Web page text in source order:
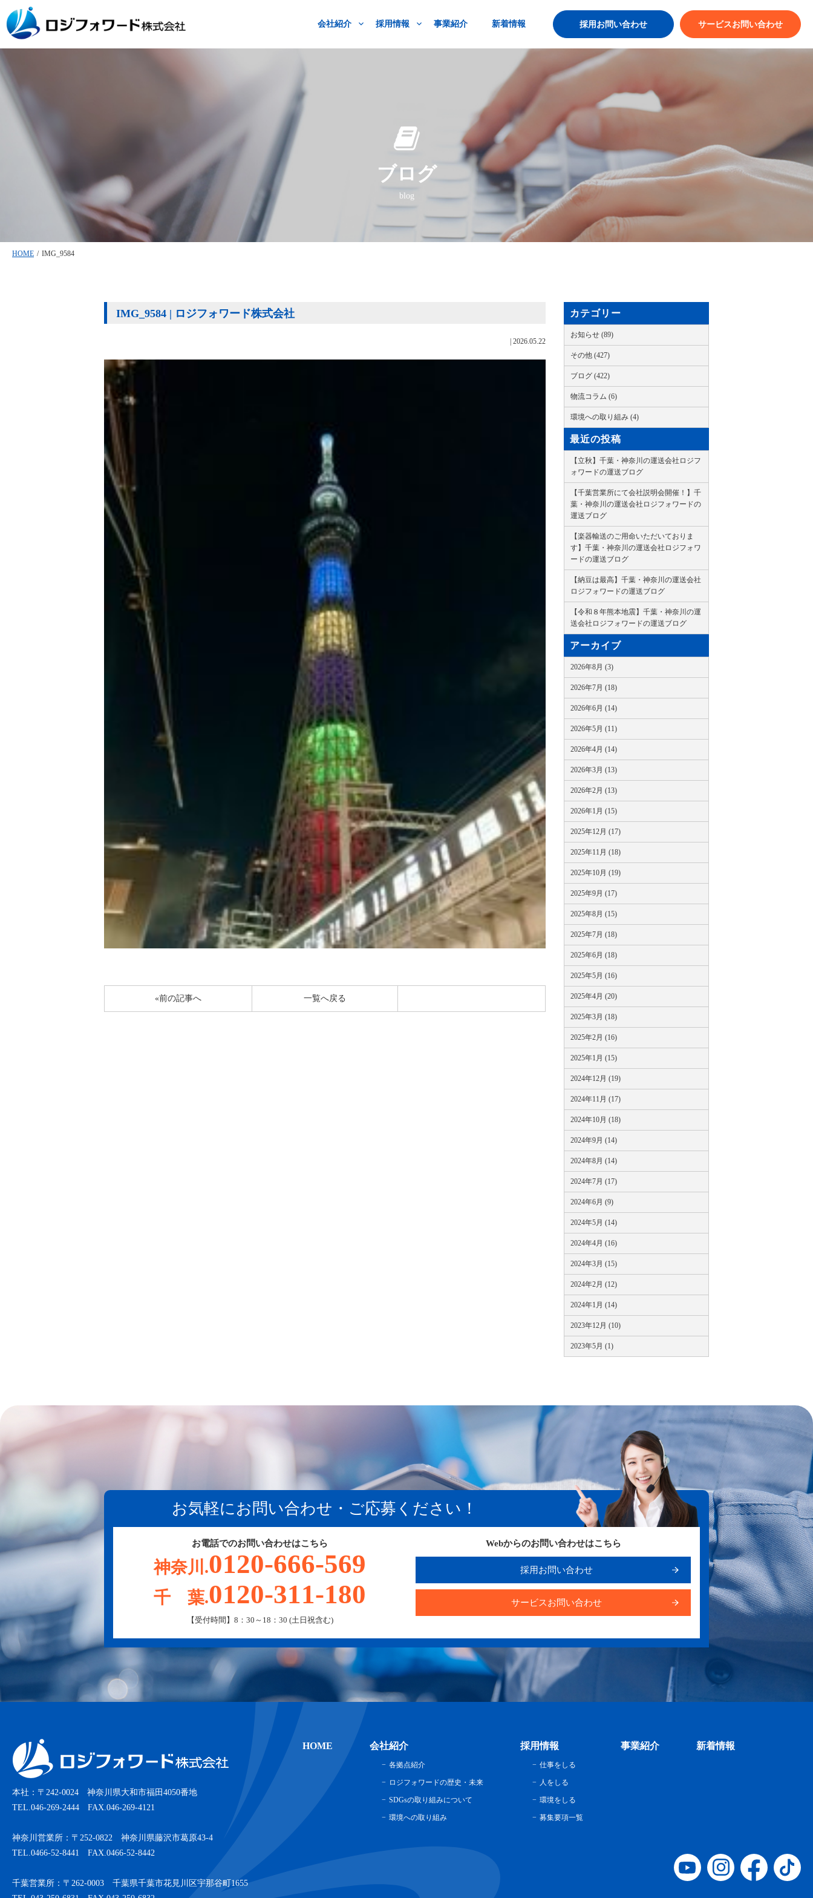
会社紹介 採用情報 事業紹介 新着情報 採用お問い合わせ サービスお問い合わせ
ブログ
blog
HOME / IMG_9584
IMG_9584 | ロジフォワード株式会社
2026.05.22
«前の記事へ 一覧へ戻る
カテゴリー
お知らせ (89)
その他 (427)
ブログ (422)
物流コラム (6)
環境への取り組み (4)
最近の投稿
【立秋】千葉・神奈川の運送会社ロジフ
ォワードの運送ブログ
【千葉営業所にて会社説明会開催！】千
葉・神奈川の運送会社ロジフォワードの
運送ブログ
【楽器輸送のご用命いただいておりま
す】千葉・神奈川の運送会社ロジフォワ
ードの運送ブログ
【納豆は最高】千葉・神奈川の運送会社
ロジフォワードの運送ブログ
【令和８年熊本地震】千葉・神奈川の運
送会社ロジフォワードの運送ブログ
アーカイブ
2026年8月 (3)
2026年7月 (18)
2026年6月 (14)
2026年5月 (11)
2026年4月 (14)
2026年3月 (13)
2026年2月 (13)
2026年1月 (15)
2025年12月 (17)
2025年11月 (18)
2025年10月 (19)
2025年9月 (17)
2025年8月 (15)
2025年7月 (18)
2025年6月 (18)
2025年5月 (16)
2025年4月 (20)
2025年3月 (18)
2025年2月 (16)
2025年1月 (15)
2024年12月 (19)
2024年11月 (17)
2024年10月 (18)
2024年9月 (14)
2024年8月 (14)
2024年7月 (17)
2024年6月 (9)
2024年5月 (14)
2024年4月 (16)
2024年3月 (15)
2024年2月 (12)
2024年1月 (14)
2023年12月 (10)
2023年5月 (1)
お気軽にお問い合わせ・ご応募ください！
お電話でのお問い合わせはこちら
神奈川.0120-666-569
千 葉.0120-311-180
【受付時間】8：30～18：30 (土日祝含む)
Webからのお問い合わせはこちら
採用お問い合わせ
サービスお問い合わせ
本社：〒242-0024 神奈川県大和市福田4050番地
TEL.046-269-2444 FAX.046-269-4121
神奈川営業所：〒252-0822 神奈川県藤沢市葛原43-4
TEL.0466-52-8441 FAX.0466-52-8442
千葉営業所：〒262-0003 千葉県千葉市花見川区宇那谷町1655
HOME 会社紹介
各拠点紹介
ロジフォワードの歴史・未来
SDGsの取り組みについて
環境への取り組み
採用情報
仕事をしる
人をしる
環境をしる
募集要項一覧
事業紹介 新着情報